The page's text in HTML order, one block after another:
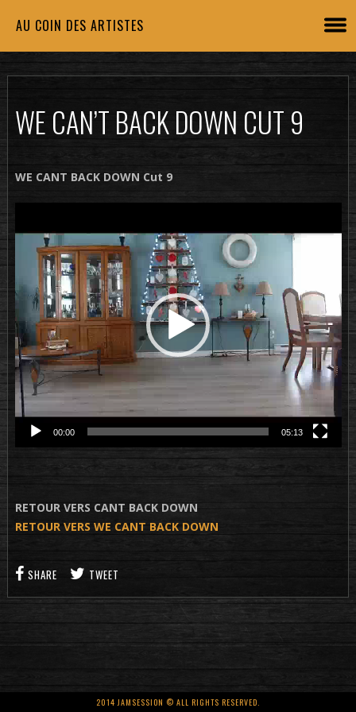
AU COIN DES ARTISTES
WE CAN’T BACK DOWN CUT 9
WE CANT BACK DOWN Cut 9
vidéo
00:00 05:13
RETOUR VERS CANT BACK DOWN
RETOUR VERS WE CANT BACK DOWN
SHARE TWEET
2014 JAMSESSION © ALL RIGHTS RESERVED.